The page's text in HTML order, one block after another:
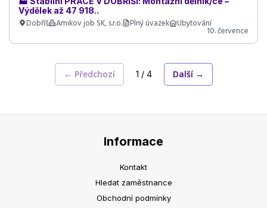
Výdělek až 47 918..
Dobříš Amikov job SK, s.r.o. Plný úvazek Ubytování
10. července
← Předchozí 1 / 4 Další →
Informace
Kontakt
Hledat zaměstnance
Obchodní podmínky